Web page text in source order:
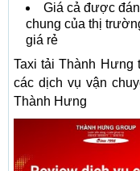
Giá cả được
chung của thị
giá rẻ
Taxi tải Thành Hưng
các dịch vụ vận
Thành Hưng